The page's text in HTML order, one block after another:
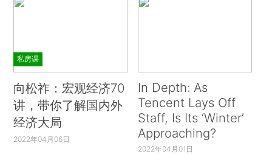
私房课
向松祚：宏观经济70
讲，带你了解国内外
经济大局
2022年04月06日
In Depth: As
Tencent Lays Off
Staff, Is Its ‘Winter’
Approaching?
2022年04月01日